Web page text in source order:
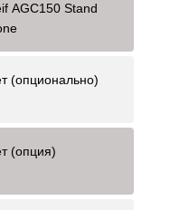
AGC150 Stand
(опционально)
(опция)